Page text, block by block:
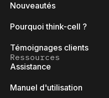
Nouveautés
Pourquoi think-cell ?
Témoignages clients
Ressources
Assistance
Manuel d'utilisation